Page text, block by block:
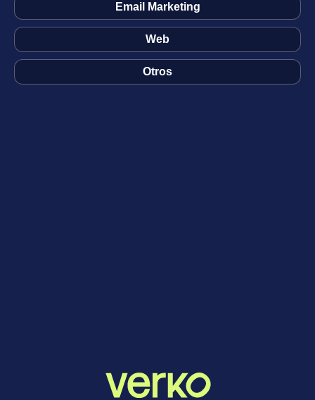
Email Marketing
Web
Otros